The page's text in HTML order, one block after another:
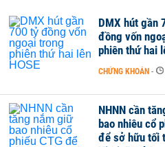
DMX hút gần
đồng vốn
phiên thứ hai
CHỨNG KHOÁN -
NHNN cần
bao nhiêu cổ
để sở hữu tối